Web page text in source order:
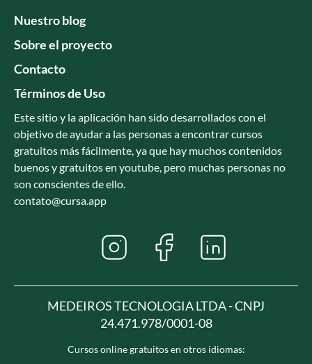
Nuestro blog
Sobre el proyecto
Contacto
Términos de Uso
Este sitio y la aplicación han sido desarrollados con el
objetivo de ayudar a las personas a encontrar cursos
gratuitos más fácilmente, ya que hay muchos contenidos
buenos y gratuitos en youtube, pero muchas personas no
son conscientes de ello.
contato@cursa.app
MEDEIROS TECNOLOGIA LTDA - CNPJ
24.471.978/0001-08
Cursos online gratuitos en otros idiomas: